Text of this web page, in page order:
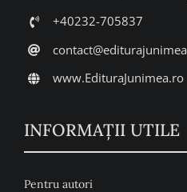
+40232-705837
www.EdituraJunimea.ro
INFORMAŢII UTILE
Pentru autori